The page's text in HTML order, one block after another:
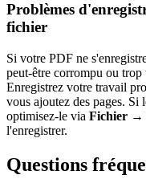
Problèmes
fichier
Si votre PDF ne
peut-être corrompu ou
Enregistrez votre travail
vous ajoutez des pages.
optimisez-le via Fichier →
l'enregistrer.
Questions